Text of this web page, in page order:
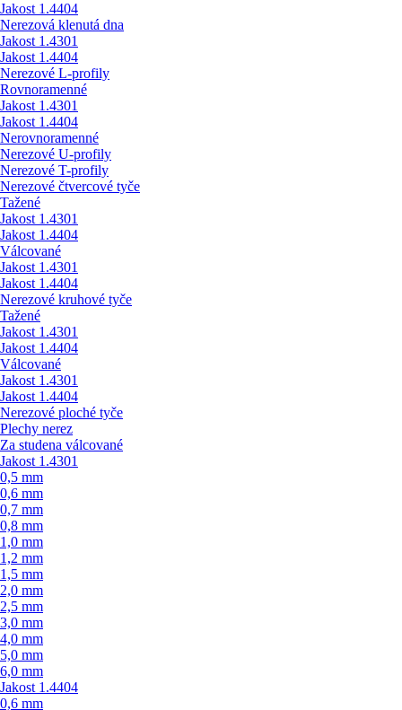
Jakost 1.4404
Nerezová klenutá dna
Jakost 1.4301
Jakost 1.4404
Nerezové L-profily
Rovnoramenné
Jakost 1.4301
Jakost 1.4404
Nerovnoramenné
Nerezové U-profily
Nerezové T-profily
Nerezové čtvercové tyče
Tažené
Jakost 1.4301
Jakost 1.4404
Válcované
Jakost 1.4301
Jakost 1.4404
Nerezové kruhové tyče
Tažené
Jakost 1.4301
Jakost 1.4404
Válcované
Jakost 1.4301
Jakost 1.4404
Nerezové ploché tyče
Plechy nerez
Za studena válcované
Jakost 1.4301
0,5 mm
0,6 mm
0,7 mm
0,8 mm
1,0 mm
1,2 mm
1,5 mm
2,0 mm
2,5 mm
3,0 mm
4,0 mm
5,0 mm
6,0 mm
Jakost 1.4404
0,6 mm